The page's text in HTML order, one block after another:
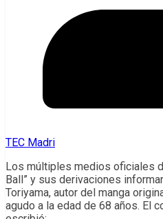
TEC Madri
Los múltiples medios oficiales
Ball” y sus derivaciones
Toriyama, autor del manga
agudo a la edad de 68 años. El